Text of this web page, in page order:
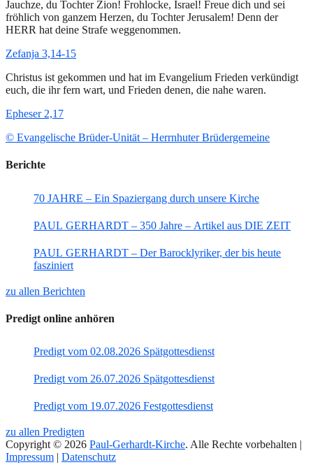
Jauchze, du Tochter Zion! Frohlocke, Israel! Freue dich und sei
fröhlich von ganzem Herzen, du Tochter Jerusalem! Denn der
HERR hat deine Strafe weggenommen.
Zefanja 3,14-15
Christus ist gekommen und hat im Evangelium Frieden verkündigt
euch, die ihr fern wart, und Frieden denen, die nahe waren.
Epheser 2,17
© Evangelische Brüder-Unität – Herrnhuter Brüdergemeine
Berichte
70 JAHRE – Ein Spaziergang durch unsere Kirche
PAUL GERHARDT – 350 Jahre – Artikel aus DIE ZEIT
PAUL GERHARDT – Der Barocklyriker, der bis heute
fasziniert
zu allen Berichten
Predigt online anhören
Predigt vom 02.08.2026 Spätgottesdienst
Predigt vom 26.07.2026 Spätgottesdienst
Predigt vom 19.07.2026 Festgottesdienst
zu allen Predigten
Copyright © 2026 Paul-Gerhardt-Kirche. Alle Rechte vorbehalten |
Impressum | Datenschutz